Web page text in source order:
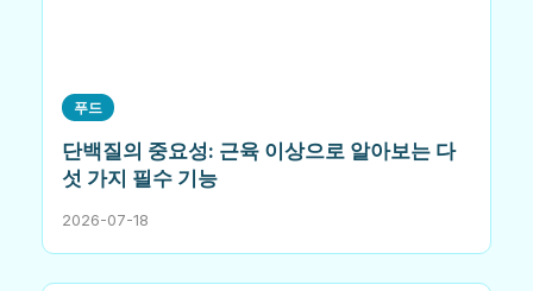
푸드
단백질의 중요성: 근육 이상으로 알아보는 다
섯 가지 필수 기능
2026-07-18